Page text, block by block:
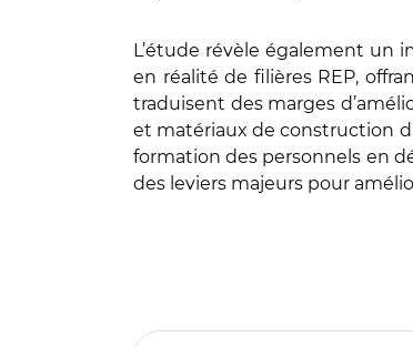
L’étude révèle également un
en réalité de filières REP,
traduisent des marges
et matériaux de construction
formation des personnels en
des leviers majeurs pour